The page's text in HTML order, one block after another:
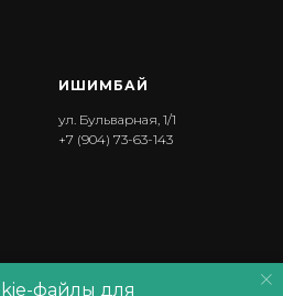
ИШИМБА Й
ул. Бульварная, 1/1
+7 (904) 73-63-143
файлы для